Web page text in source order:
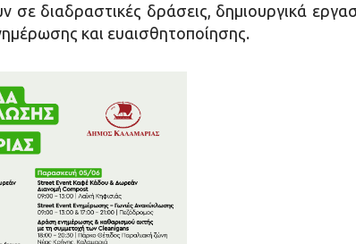
σε διαδραστικές δράσεις, δημιουργικά
και ευαισθητοποίησης.